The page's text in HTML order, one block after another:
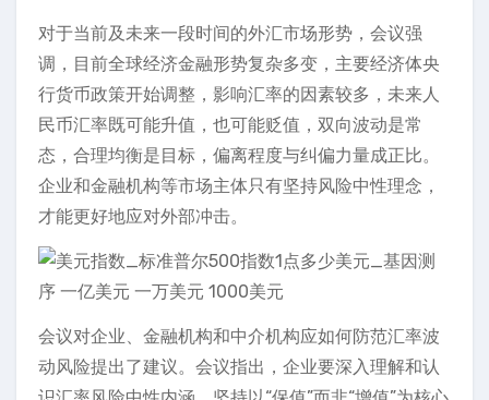
对于当前及未来一段时间的外汇市场形势，会议强
调，目前全球经济金融形势复杂多变，主要经济体央
行货币政策开始调整，影响汇率的因素较多，未来人
民币汇率既可能升值，也可能贬值，双向波动是常
态，合理均衡是目标，偏离程度与纠偏力量成正比。
企业和金融机构等市场主体只有坚持风险中性理念，
才能更好地应对外部冲击。
会议对企业、金融机构和中介机构应如何防范汇率波
动风险提出了建议。会议指出，企业要深入理解和认